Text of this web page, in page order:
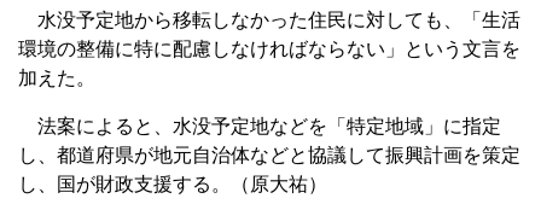
水没予定地から移転しなかった住民に対しても、「生活
環境の整備に特に配慮しなければならない」という文言を
加えた。
法案によると、水没予定地などを「特定地域」に指定
し、都道府県が地元自治体などと協議して振興計画を策定
し、国が財政支援する。（原大祐）